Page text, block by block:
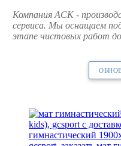
Компания АСК -
сервиса. Мы оснащаем
этапе чистовых работ